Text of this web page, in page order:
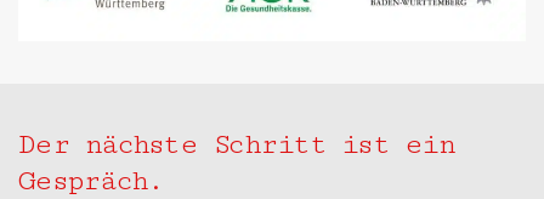
Der nächste Schritt ist ein
Gespräch.